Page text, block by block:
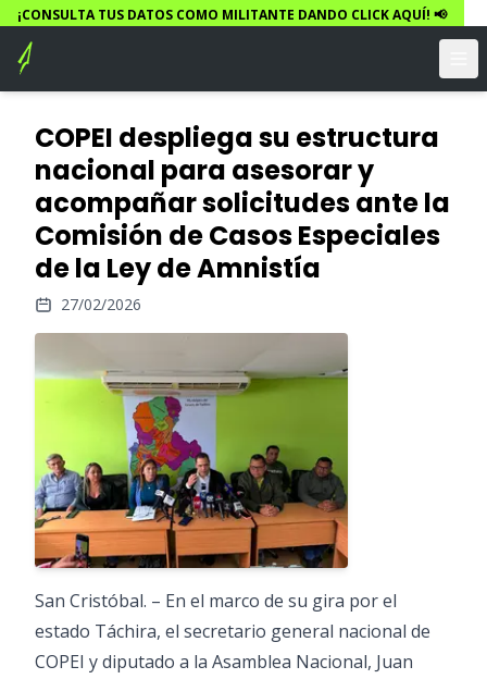
¡CONSULTA TUS DATOS COMO MILITANTE DANDO CLICK AQUÍ! 📢
COPEI despliega su estructura
nacional para asesorar y
acompañar solicitudes ante la
Comisión de Casos Especiales
de la Ley de Amnistía
27/02/2026
San Cristóbal. – En el marco de su gira por el
estado Táchira, el secretario general nacional de
COPEI y diputado a la Asamblea Nacional, Juan